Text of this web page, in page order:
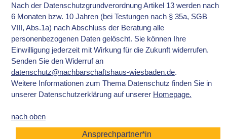
Nach der Datenschutzgrundverordnung Artikel 13 werden nach
6 Monaten bzw. 10 Jahren (bei Testungen nach § 35a, SGB
VIII, Abs.1a) nach Abschluss der Beratung alle
personenbezogenen Daten gelöscht. Sie können Ihre
Einwilligung jederzeit mit Wirkung für die Zukunft widerrufen.
Senden Sie den Widerruf an
datenschutz@nachbarschaftshaus-wiesbaden.de.
Weitere Informationen zum Thema Datenschutz finden Sie in
unserer Datenschutzerklärung auf unserer Homepage.
nach oben
Ansprechpartner*in